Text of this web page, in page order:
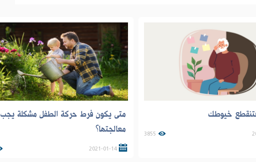
خيوطك
3855
متى يكون فرط حركة الطفل مشكلة يجب
معالجتها؟
2021-01-14